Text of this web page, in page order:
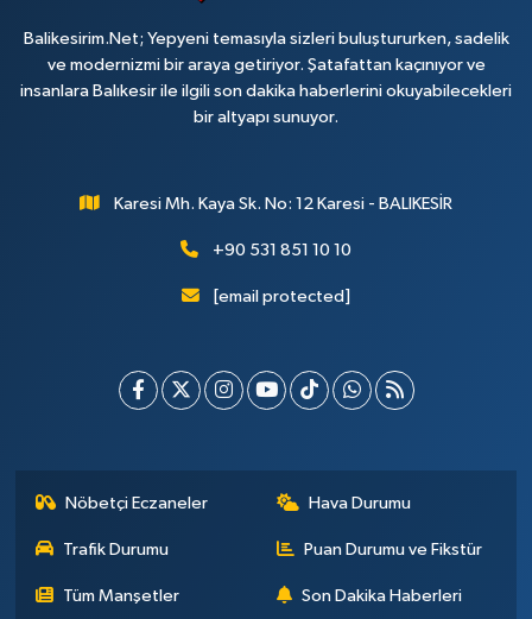
Balikesirim.Net; Yepyeni temasıyla sizleri buluştururken, sadelik
ve modernizmi bir araya getiriyor. Şatafattan kaçınıyor ve
insanlara Balıkesir ile ilgili son dakika haberlerini okuyabilecekleri
bir altyapı sunuyor.
Karesi Mh. Kaya Sk. No: 12 Karesi - BALIKESİR
+90 531 851 10 10
[email protected]
Nöbetçi Eczaneler Hava Durumu
Trafik Durumu Puan Durumu ve Fikstür
Tüm Manşetler Son Dakika Haberleri